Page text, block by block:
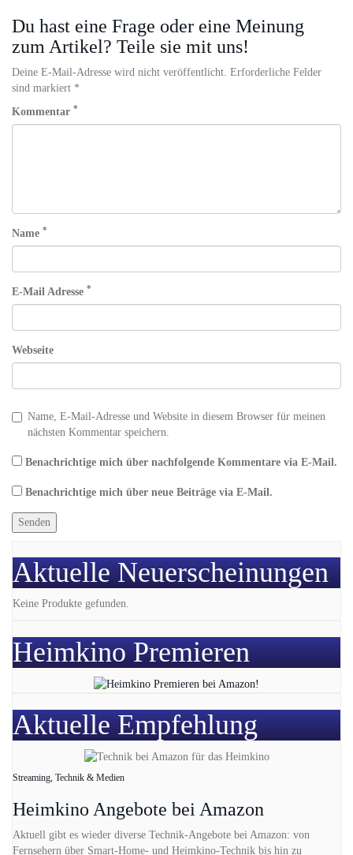
Du hast eine Frage oder eine Meinung
zum Artikel? Teile sie mit uns!
Deine E-Mail-Adresse wird nicht veröffentlicht. Erforderliche Felder
sind markiert *
Kommentar *
Name *
E-Mail Adresse *
Webseite
Name, E-Mail-Adresse und Website in diesem Browser für meinen
nächsten Kommentar speichern.
Benachrichtige mich über nachfolgende Kommentare via E-Mail.
Benachrichtige mich über neue Beiträge via E-Mail.
Aktuelle Neuerscheinungen
Keine Produkte gefunden.
Heimkino Premieren
Aktuelle Empfehlung
Streaming, Technik & Medien
Heimkino Angebote bei Amazon
Aktuell gibt es wieder diverse Technik-Angebote bei Amazon: von
Fernsehern über Smart-Home- und Heimkino-Technik bis hin zu